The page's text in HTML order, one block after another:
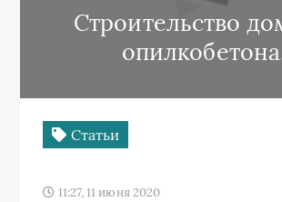
Строительство
Статьи
11:27, 11 июня 2020